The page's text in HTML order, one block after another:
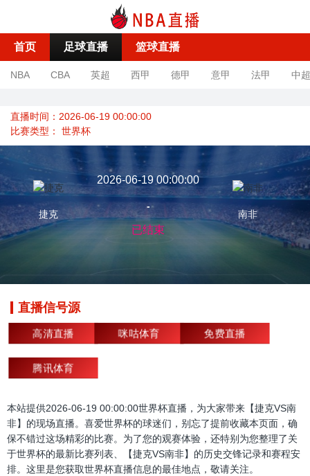
首页 足球直播 篮球直播
NBA CBA 英超 西甲 德甲 意甲 法甲 中超
直播时间：2026-06-19 00:00:00
比赛类型： 世界杯
捷克
2026-06-19 00:00:00
-
已结束
南非
直播信号源
高清直播 咪咕体育 免费直播
腾讯体育
本站提供2026-06-19 00:00:00世界杯直播，为大家带来【捷克VS南
非】的现场直播。喜爱世界杯的球迷们，别忘了提前收藏本页面，确
保不错过这场精彩的比赛。为了您的观赛体验，还特别为您整理了关
于世界杯的最新比赛列表、【捷克VS南非】的历史交锋记录和赛程安
排。这里是您获取世界杯直播信息的最佳地点，敬请关注。